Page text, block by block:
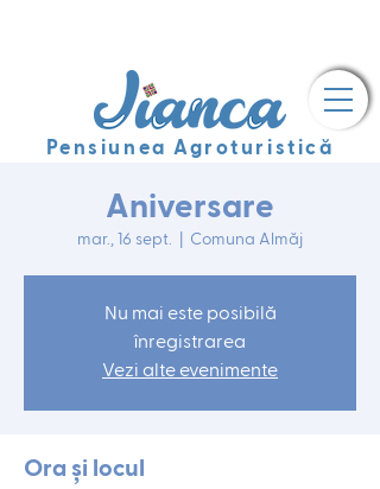
Pensiunea Agroturistică
Aniversare
mar., 16 sept. Comuna Almăj
Nu mai este posibilă
înregistrarea
Vezi alte evenimente
Ora și locul